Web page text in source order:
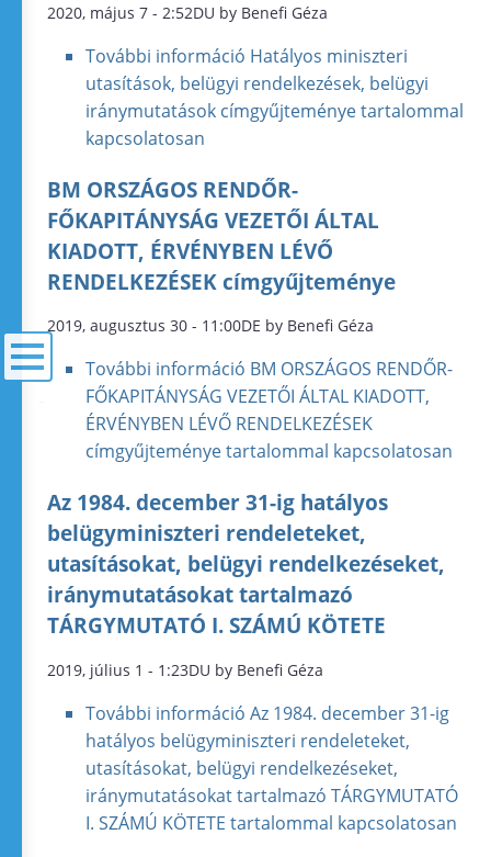
2020, május 7 - 2:52DU by Benefi Géza
További információ Hatályos miniszteri
utasítások, belügyi rendelkezések, belügyi
iránymutatások címgyűjteménye tartalommal
kapcsolatosan
BM ORSZÁGOS RENDŐR-
FŐKAPITÁNYSÁG VEZETŐI ÁLTAL
KIADOTT, ÉRVÉNYBEN LÉVŐ
RENDELKEZÉSEK címgyűjteménye
2019, augusztus 30 - 11:00DE by Benefi Géza
További információ BM ORSZÁGOS RENDŐR-
FŐKAPITÁNYSÁG VEZETŐI ÁLTAL KIADOTT,
ÉRVÉNYBEN LÉVŐ RENDELKEZÉSEK
címgyűjteménye tartalommal kapcsolatosan
Az 1984. december 31-ig hatályos
belügyminiszteri rendeleteket,
utasításokat, belügyi rendelkezéseket,
iránymutatásokat tartalmazó
TÁRGYMUTATÓ I. SZÁMÚ KÖTETE
2019, július 1 - 1:23DU by Benefi Géza
További információ Az 1984. december 31-ig
hatályos belügyminiszteri rendeleteket,
utasításokat, belügyi rendelkezéseket,
iránymutatásokat tartalmazó TÁRGYMUTATÓ
I. SZÁMÚ KÖTETE tartalommal kapcsolatosan